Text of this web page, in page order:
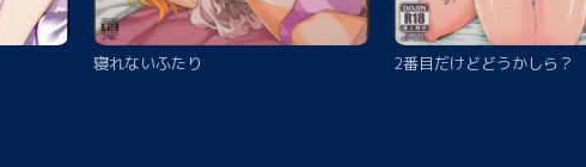
寝れないふたり 2番目だけどどうかしら？